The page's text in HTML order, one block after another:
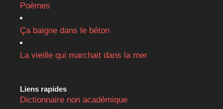
Poèmes
Ça baigne dans le béton
La vieille qui marchait dans la mer
Liens rapides
Dictionnaire non académique